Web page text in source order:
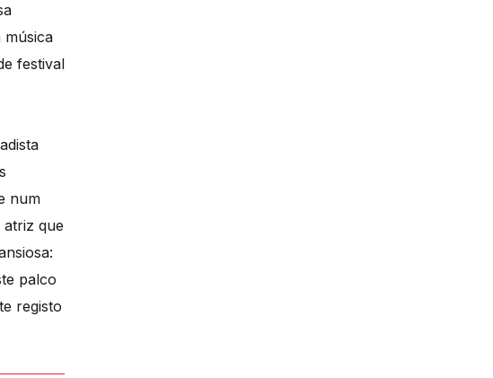
música
festival
num
que
palco
registo